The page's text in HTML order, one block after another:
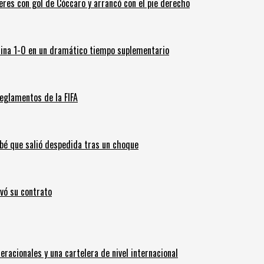
con gol de Cóccaro y arrancó con el pie derecho
1-0 en un dramático tiempo suplementario
de la FIFA
que salió despedida tras un choque
su contrato
y una cartelera de nivel internacional